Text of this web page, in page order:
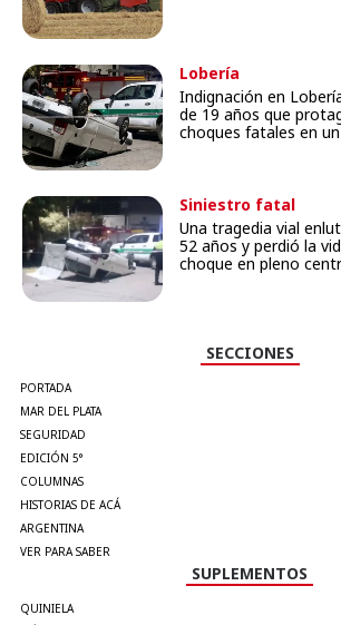
Lobería
Indignación en
de 19 años que
choques fatales en
Siniestro fatal
Una tragedia vial
52 años y perdió la
choque en pleno
SECCIONES
PORTADA
MAR DEL PLATA
SEGURIDAD
EDICIÓN 5°
COLUMNAS
HISTORIAS DE ACÁ
ARGENTINA
VER PARA SABER
SUPLEMENTOS
QUINIELA